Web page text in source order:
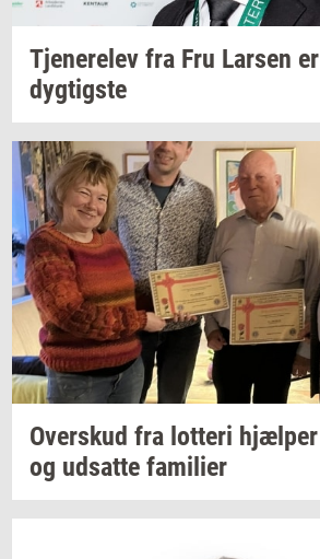
Tje­ne­re­lev fra Fru Lar­sen er
dyg­tig­ste
Over­skud fra lot­te­ri hjæl­per
og ud­sat­te fa­mi­li­er